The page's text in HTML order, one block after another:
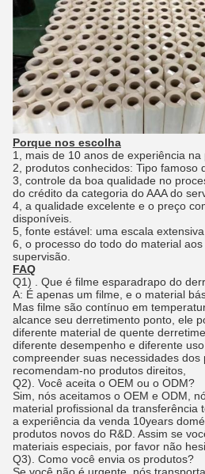
Porque nos escolha
1, mais de 10 anos de experiência na
2, produtos conhecidos: Tipo famoso
3, controle da boa qualidade no
do crédito da categoria do AAA do
4, a qualidade excelente e o preço
disponíveis.
5, fonte estável: uma escala
6, o processo do todo do material
supervisão.
FAQ
Q1)
. Que é filme esparadrapo do
A: É apenas um filme, e o material
Mas filme são contínuo em
alcance seu derretimento ponto, ele
diferente material de quente
diferente desempenho e diferente
compreender suas necessidades dos
recomendam-no produtos direitos,
Q2). Você aceita o OEM ou o ODM?
Sim, nós aceitamos o OEM e ODM,
material profissional da transferência
a experiência da venda 10years
produtos novos do R&D. Assim se
materiais especiais, por favor não
Q3). Como você envia os produtos?
Se você não é urgente, nós